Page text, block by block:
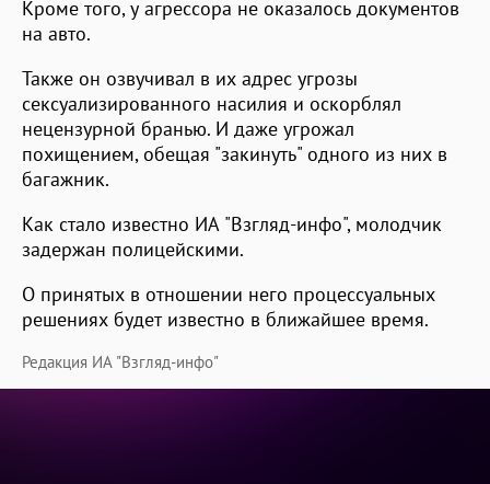
Кроме того, у агрессора не оказалось документов
на авто.
Также он озвучивал в их адрес угрозы
сексуализированного насилия и оскорблял
нецензурной бранью. И даже угрожал
похищением, обещая "закинуть" одного из них в
багажник.
Как стало известно ИА "Взгляд-инфо", молодчик
задержан полицейскими.
О принятых в отношении него процессуальных
решениях будет известно в ближайшее время.
Редакция ИА "Взгляд-инфо"